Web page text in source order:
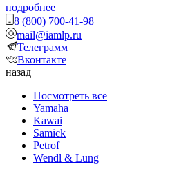
подробнее
8 (800) 700-41-98
mail@iamlp.ru
Телеграмм
Вконтакте
назад
Посмотреть все
Yamaha
Kawai
Samick
Petrof
Wendl & Lung